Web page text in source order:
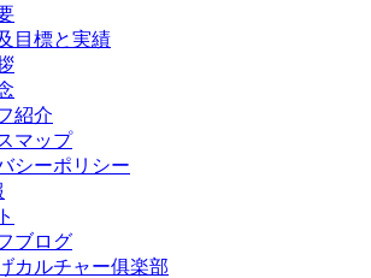
目標と実績
紹介
マップ
シーポリシー
ブログ
カルチャー俱楽部